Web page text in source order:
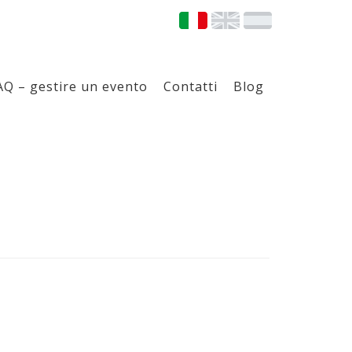
– gestire un evento Contatti Blog